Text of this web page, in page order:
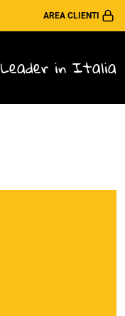
AREA CLIENTI
Leader in Italia